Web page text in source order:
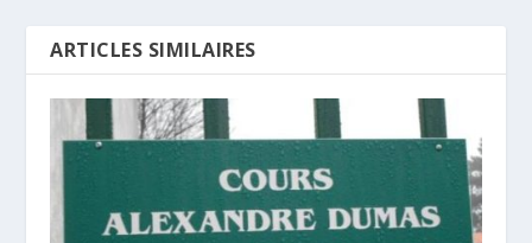
ARTICLES SIMILAIRES